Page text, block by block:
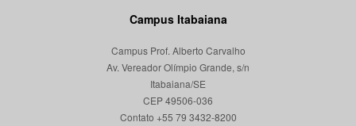
Campus Itabaiana
Campus Prof. Alberto Carvalho
Av. Vereador Olímpio Grande, s/n
Itabaiana/SE
CEP 49506-036